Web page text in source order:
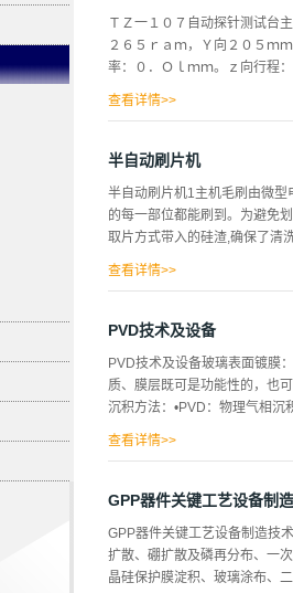
ＴＺ一１０７自动探针测试台
２６５ｒａｍ，Ｙ向２０５ｍ
率：０．Ｏｌｍｍ。ｚ向行程
择、单图测试、中停、ｚ向升
底座２、溜板３、轴承座４和
进中心和回零。ｘ、Ｙ向均采
重复性达到美［Ｅｌｅｃｔｒ
单、工作稳定、易于维护保养
查看详情>>
半自动刷片机
半自动刷片机1主机毛刷由微
的每一部位都能刷到。为避免
取片方式带入的硅渣,确保了清
一级分频器控制。电机启动前,
时换向。就这样边冲水边刷片
每个部分都能均匀刷到。机器
起，自动抬起硅片，已使取片
站删除。
查看详情>>
PVD技术及设备
PVD技术及设备玻璃表面镀膜
质、膜层既可是功能性的，也
沉积方法：•PVD：物理气相
击阴极产生二次电子，参与与
作用下定向运动，形成极微弱
力，称这种具有一定导电能力
气体会发生明显的辉光。电流
查看详情>>
GPP器件关键工艺设备制
GPP器件关键工艺设备制造技
扩散、硼扩散及磷再分布、一
晶硅保护膜淀积、玻璃涂布、